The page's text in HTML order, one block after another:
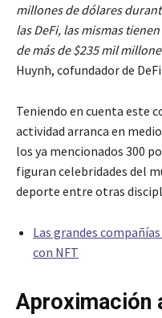
millones de dólares
las DeFi, las mismas
de más de $235 mil
Huynh, cofundador de
Teniendo en cuenta este
actividad arranca en
los ya mencionados 300
figuran celebridades del
deporte entre otras
Las grandes
con NFT
Aproximación